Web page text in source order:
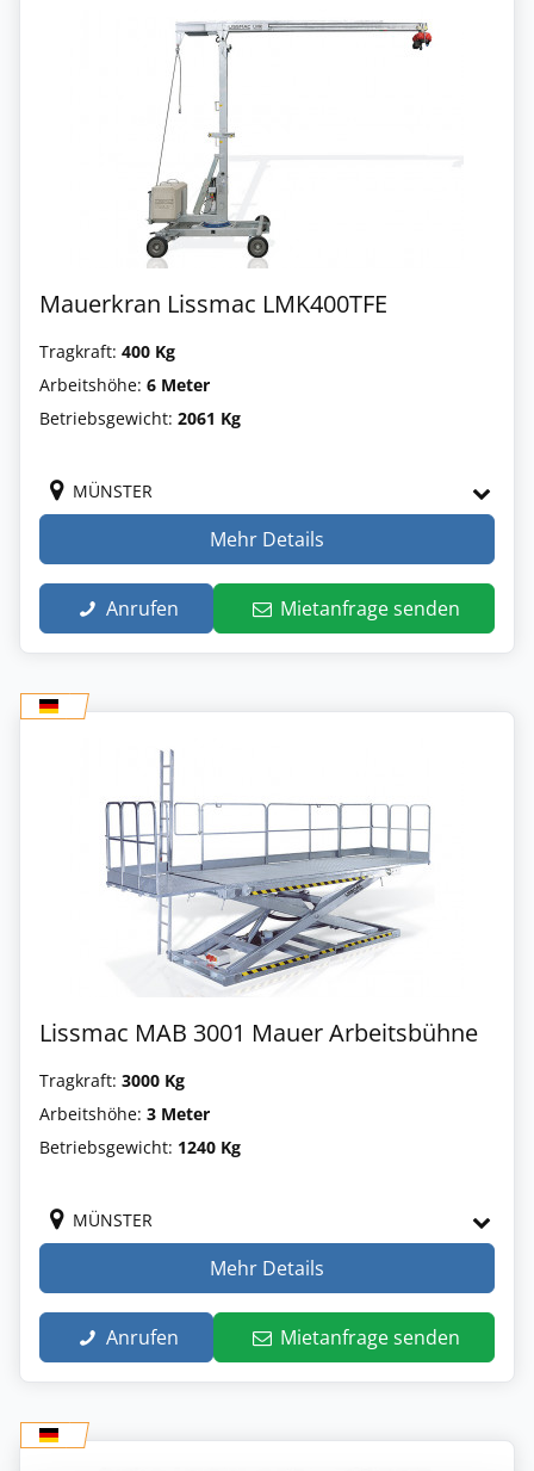
Mauerkran Lissmac LMK400TFE
Tragkraft: 400 Kg
Arbeitshöhe: 6 Meter
Betriebsgewicht: 2061 Kg
MÜNSTER
Mehr Details
Anrufen Mietanfrage senden
Lissmac MAB 3001 Mauer Arbeitsbühne
Tragkraft: 3000 Kg
Arbeitshöhe: 3 Meter
Betriebsgewicht: 1240 Kg
MÜNSTER
Mehr Details
Anrufen Mietanfrage senden